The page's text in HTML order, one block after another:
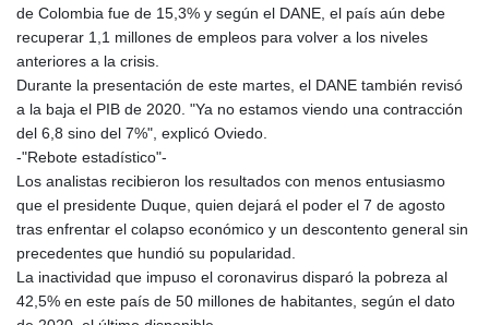
INR 95.19655
IQD
IRR
1374799.999626
JMD 158.672337
JOD 0.708983
JPY 157.761501
KGS 87.45026
KHR
de Colombia fue de 15,3% y según el DANE, el país aún debe
recuperar 1,1 millones de empleos para volver a los niveles
anteriores a la crisis.
Durante la presentación de este martes, el DANE también revisó
a la baja el PIB de 2020. "Ya no estamos viendo una contracción
del 6,8 sino del 7%", explicó Oviedo.
-"Rebote estadístico"-
Los analistas recibieron los resultados con menos entusiasmo
que el presidente Duque, quien dejará el poder el 7 de agosto
tras enfrentar el colapso económico y un descontento general sin
precedentes que hundió su popularidad.
La inactividad que impuso el coronavirus disparó la pobreza al
42,5% en este país de 50 millones de habitantes, según el dato